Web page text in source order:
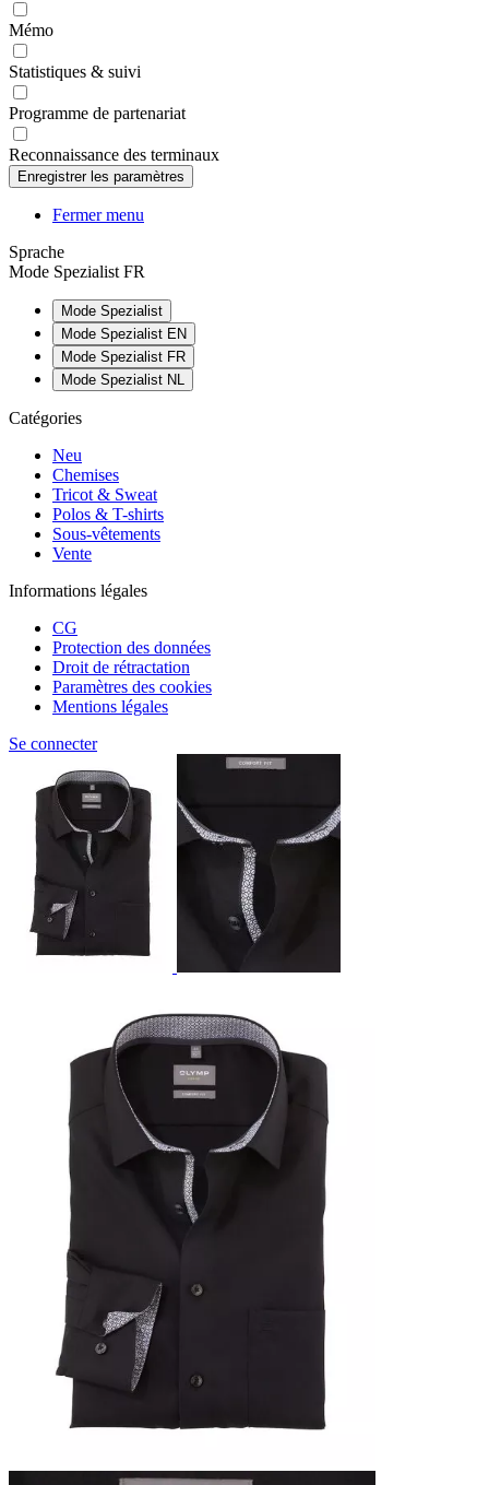
Mémo
Statistiques & suivi
Programme de partenariat
Reconnaissance des terminaux
Fermer menu
Sprache
Mode Spezialist FR
Mode Spezialist
Mode Spezialist EN
Mode Spezialist FR
Mode Spezialist NL
Catégories
Neu
Chemises
Tricot & Sweat
Polos & T-shirts
Sous-vêtements
Vente
Informations légales
CG
Protection des données
Droit de rétractation
Paramètres des cookies
Mentions légales
Se connecter